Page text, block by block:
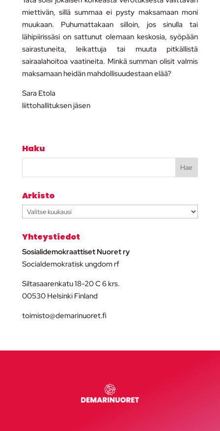
miettivän, sillä summaa ei pysty maksamaan moni
muukaan. Puhumattakaan silloin, jos sinulla tai
lähipiirissäsi on sattunut olemaan keskosia, syöpään
sairastuneita, leikattuja tai muuta pitkällistä
sairaalahoitoa vaatineita. Minkä summan olisit valmis
maksamaan heidän mahdollisuudestaan elää?
Sara Etola
liittohallituksen jäsen
Haku
Arkisto
Arkisto
Yhteystiedot
Sosialidemokraattiset Nuoret ry
Socialdemokratisk ungdom rf
Siltasaarenkatu 18-20 C 6 krs.
00530 Helsinki Finland
toimisto@demarinuoret.fi